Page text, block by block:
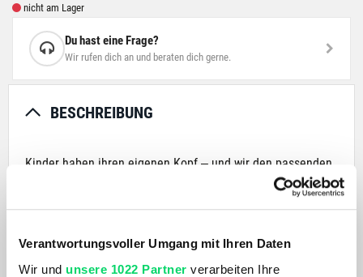
Verantwortungsvoller Umgang mit Ihren Daten
Wir und unsere 1022 Partner verarbeiten Ihre
nicht am Lager
Du hast eine Frage?
Wir rufen dich an und beraten dich gerne.
BESCHREIBUNG
Kinder haben ihren eigenen Kopf ‒ und wir den passenden
den KIDS Helm an die Bedürfnisse von Kindern angepasst.